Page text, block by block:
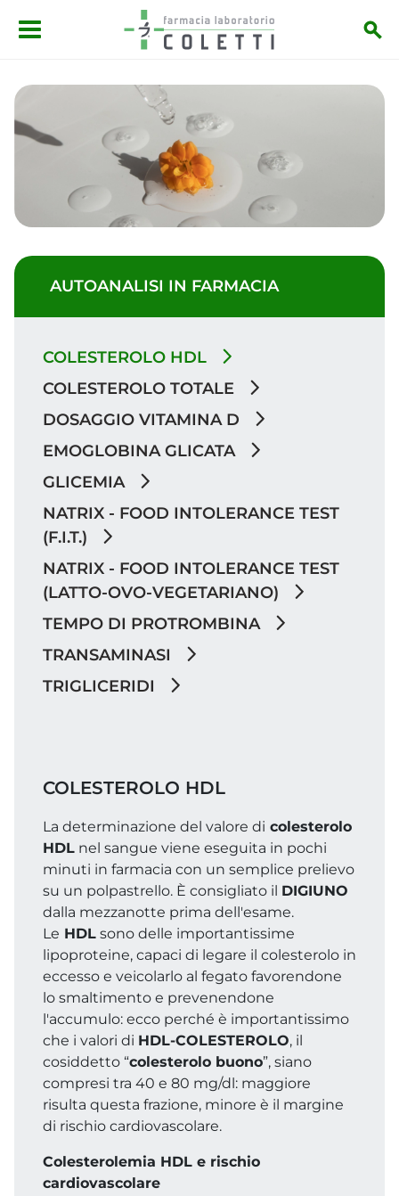
Salta al contenuto principale
AUTOANALISI IN FARMACIA
COLESTEROLO HDL
COLESTEROLO TOTALE
DOSAGGIO VITAMINA D
EMOGLOBINA GLICATA
GLICEMIA
NATRIX - FOOD INTOLERANCE TEST
(F.I.T.)
NATRIX - FOOD INTOLERANCE TEST
(LATTO-OVO-VEGETARIANO)
TEMPO DI PROTROMBINA
TRANSAMINASI
TRIGLICERIDI
COLESTEROLO HDL
La determinazione del valore di colesterolo
HDL nel sangue viene eseguita in pochi
minuti in farmacia con un semplice prelievo
su un polpastrello. È consigliato il DIGIUNO
dalla mezzanotte prima dell'esame.
Le HDL sono delle importantissime
lipoproteine, capaci di legare il colesterolo in
eccesso e veicolarlo al fegato favorendone
lo smaltimento e prevenendone
l'accumulo: ecco perché è importantissimo
che i valori di HDL-COLESTEROLO, il
cosiddetto “colesterolo buono”, siano
compresi tra 40 e 80 mg/dl: maggiore
risulta questa frazione, minore è il margine
di rischio cardiovascolare.
Colesterolemia HDL e rischio
cardiovascolare